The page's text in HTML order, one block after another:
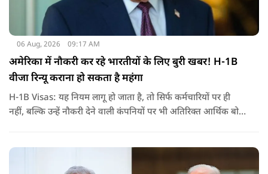
06 Aug, 2026 09:17 AM
अमेरिका में नौकरी कर रहे भारतीयों के लिए बुरी खबर! H-1B
वीजा रिन्यू कराना हो सकता है महंगा
H-1B Visas: यह नियम लागू हो जाता है, तो सिर्फ कर्मचारियों पर ही
नहीं, बल्कि उन्हें नौकरी देने वाली कंपनियों पर भी अतिरिक्त आर्थिक बोझ
वीजा का समय-समय पर नवीनीकरण कराते हैं.